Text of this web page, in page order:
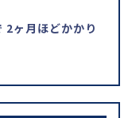
2ヶ月ほどかかり